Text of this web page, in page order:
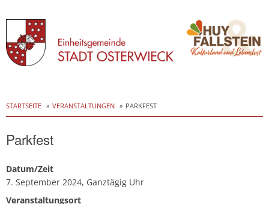
to
content
STARTSEITE VERANSTALTUNGEN PARKFEST
Parkfest
Datum/Zeit
7. September 2024, Ganztägig Uhr
Veranstaltungsort